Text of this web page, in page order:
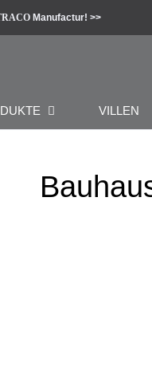
Manufactur! >>
VILLEN